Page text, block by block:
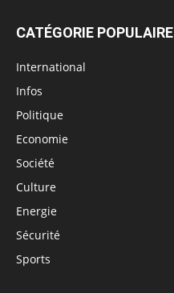
CATÉGORIE POPULAIRE
International
Infos
Politique
Economie
Société
Culture
Energie
Sécurité
Sports